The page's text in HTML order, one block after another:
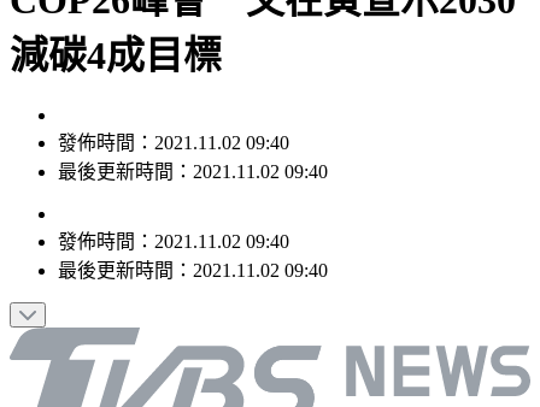
COP26峰會 文在寅宣示2030
減碳4成目標
發佈時間：2021.11.02 09:40
發佈時間：2021.11.02 09:40